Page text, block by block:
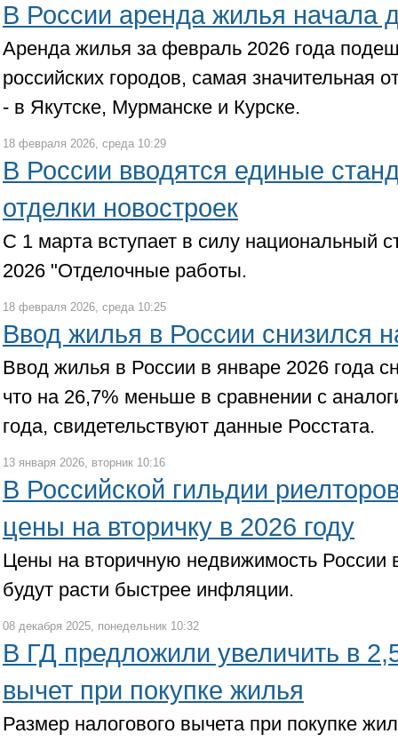
В России аренда жилья начала
Аренда жилья за февраль 2026 года
российских городов, самая значительная
- в Якутске, Мурманске и Курске.
18 февраля 2026, среда 10:29
В России вводятся единые
отделки новостроек
С 1 марта вступает в силу национальный
2026 "Отделочные работы.
18 февраля 2026, среда 10:25
Ввод жилья в России снизился
Ввод жилья в России в январе 2026 года
что на 26,7% меньше в сравнении с
года, свидетельствуют данные Росстата.
13 января 2026, вторник 10:16
В Российской гильдии
цены на вторичку в 2026 году
Цены на вторичную недвижимость России
будут расти быстрее инфляции.
08 декабря 2025, понедельник 10:32
В ГД предложили увеличить в
вычет при покупке жилья
Размер налогового вычета при покупке